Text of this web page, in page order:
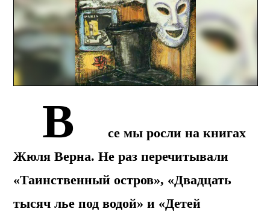
В
се мы росли на книгах
Жюля Верна. Не раз перечитывали
«Таинственный остров», «Двадцать
тысяч лье под водой» и «Детей